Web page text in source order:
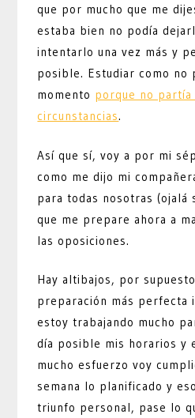
que por mucho que me
estaba bien no podía
intentarlo una vez más y
posible. Estudiar como no
momento porque no
circunstancias.
Así que sí, voy a por mi
como me dijo mi
para todas nosotras (ojalá
que me prepare ahora a
las oposiciones.
Hay altibajos, por
preparación más perfecta
estoy trabajando mucho
día posible mis horarios y
mucho esfuerzo voy
semana lo planificado y
triunfo personal, pase lo